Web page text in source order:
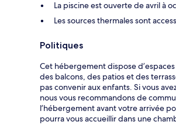
La piscine est ouverte de avril à
Les sources thermales sont
Politiques
Cet hébergement dispose
des balcons, des patios et des
pas convenir aux enfants. Si vous
nous vous recommandons de
l’hébergement avant votre arrivée
pourra vous accueillir dans une